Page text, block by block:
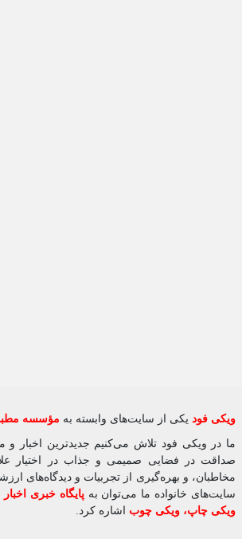
ویکی‌ فود یکی از سایت‌های وابسته به مؤسسه
ما در ویکی‌ فود تلاش می‌کنیم جدیدترین اخبار
صداقت در فضایی صمیمی و جذاب در اختیار
مخاطبان، و بهره‌گیری از تجربیات و دیدگاه‌های
سایت‌های خانواده ما می‌توان بهپایگاه خبری
ویکی چاپ، ویکی چوب اشاره کرد.